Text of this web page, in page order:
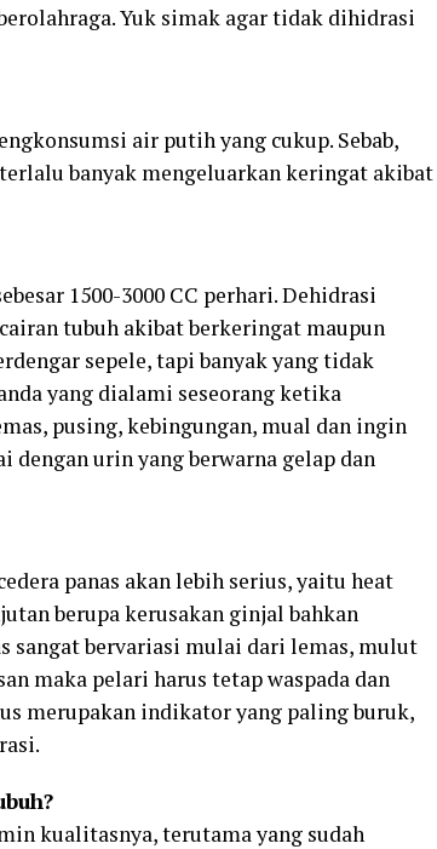
Yuk simak agar tidak dihidrasi
air putih yang cukup. Sebab,
banyak mengeluarkan keringat akibat
1500-3000 CC perhari. Dehidrasi
tubuh akibat berkeringat maupun
sepele, tapi banyak yang tidak
yang dialami seseorang ketika
pusing, kebingungan, mual dan ingin
urin yang berwarna gelap dan
panas akan lebih serius, yaitu heat
berupa kerusakan ginjal bahkan
sangat bervariasi mulai dari lemas, mulut
maka pelari harus tetap waspada dan
merupakan indikator yang paling buruk,
kualitasnya, terutama yang sudah